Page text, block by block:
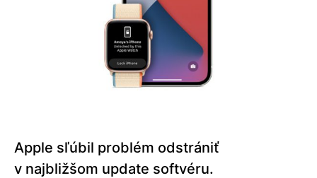
Apple sľúbil problém odstrániť
v najbližšom update softvéru.